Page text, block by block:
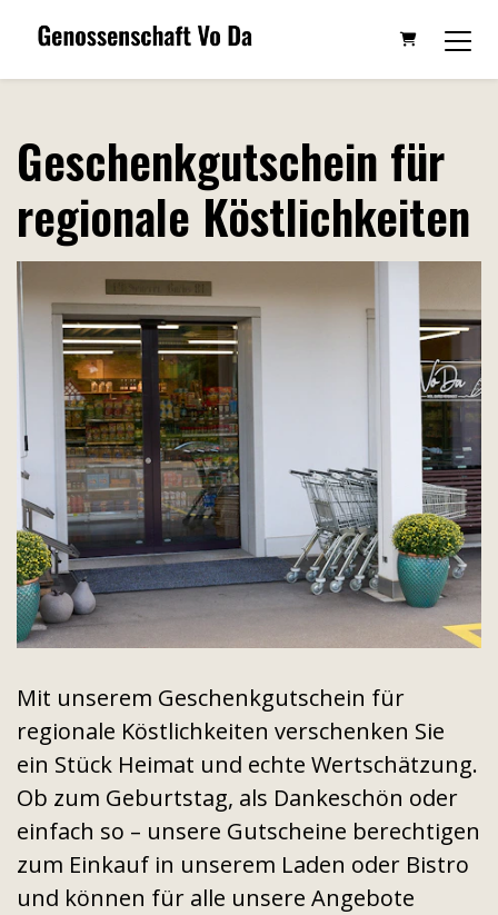
Warenkorb
Geschenkgutschein für
regionale Köstlichkeiten
Mit unserem Geschenkgutschein für
regionale Köstlichkeiten verschenken Sie
ein Stück Heimat und echte Wertschätzung.
Ob zum Geburtstag, als Dankeschön oder
einfach so – unsere Gutscheine berechtigen
zum Einkauf in unserem Laden oder Bistro
und können für alle unsere Angebote